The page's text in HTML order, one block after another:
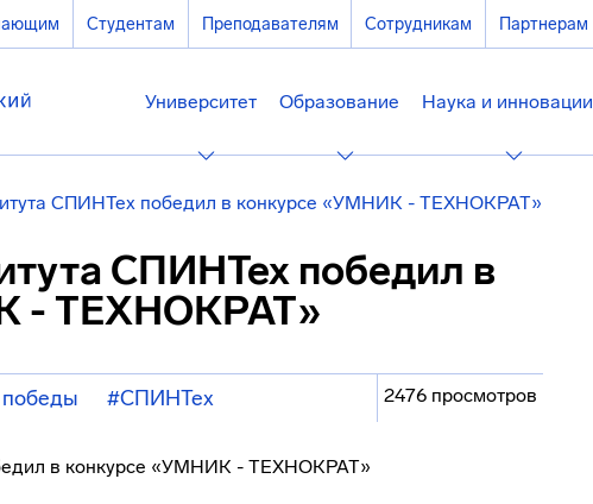
Студентам Преподавателям Сотрудникам Партнерам
Университет Образование Наука и инновации
СПИНТех победил в конкурсе «УМНИК - ТЕХНОКРАТ»
СПИНТех победил в
- ТЕХНОКРАТ»
#СПИНТех 2476 просмотров